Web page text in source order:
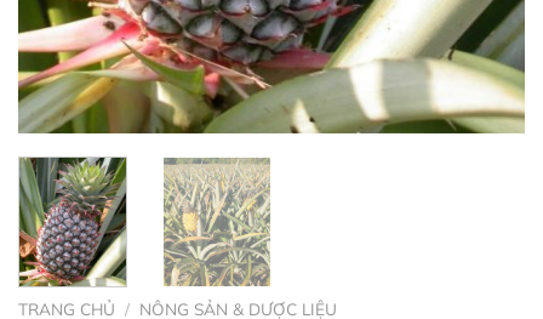
TRANG CHỦ / NÔNG SẢN & DƯỢC LIỆU